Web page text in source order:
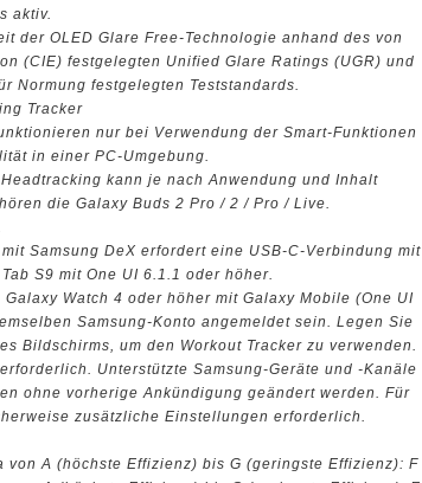
aktiv.
der OLED Glare Free-Technologie anhand des von
(CIE) festgelegten Unified Glare Ratings (UGR) und
Normung festgelegten Teststandards.
Tracker
nur bei Verwendung der Smart-Funktionen
in einer PC-Umgebung.
kann je nach Anwendung und Inhalt
die Galaxy Buds 2 Pro / 2 / Pro / Live.
Samsung DeX erfordert eine USB-C-Verbindung mit
S9 mit One UI 6.1.1 oder höher.
Watch 4 oder höher mit Galaxy Mobile (One UI
Samsung-Konto angemeldet sein. Legen Sie
Bildschirms, um den Workout Tracker zu verwenden.
Unterstützte Samsung-Geräte und -Kanäle
ohne vorherige Ankündigung geändert werden. Für
zusätzliche Einstellungen erforderlich.
A (höchste Effizienz) bis G (geringste Effizienz): F